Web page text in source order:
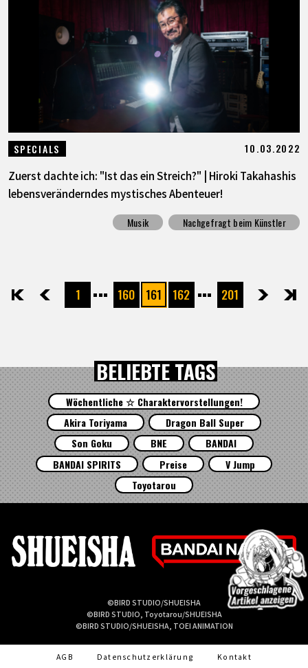
SPECIALS 10.03.2022
Zuerst dachte ich: "Ist das ein Streich?" | Hiroki Takahashis
lebensveränderndes mystisches Abenteuer!
Musik Nachgefragt beim Künstler
先頭 前へ1 160 161 162 201次へ最後
BELIEBTE TAGS
Wöchentliche ☆ Charaktervorstellungen!
Akira Toriyama
Dragon Ball Super
Son Goku
BNE
BANDAI
BANDAI SPIRITS
Preise
V Jump
Toyotarou
©BIRD STUDIO/SHUEISHA
©BIRD STUDIO, Toyotarou/SHUEISHA
©BIRD STUDIO/SHUEISHA, TOEI ANIMATION
AGB Datenschutzerklärung Kontakt